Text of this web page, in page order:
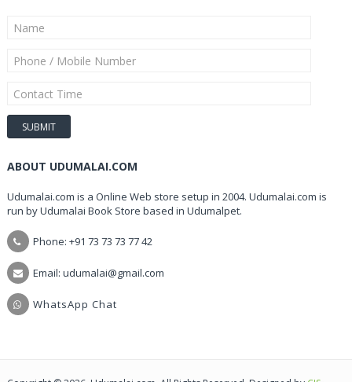
ABOUT UDUMALAI.COM
Udumalai.com is a Online Web store setup in 2004. Udumalai.com is
run by Udumalai Book Store based in Udumalpet.
Phone: +91 73 73 73 77 42
Email: udumalai@gmail.com
WhatsApp Chat